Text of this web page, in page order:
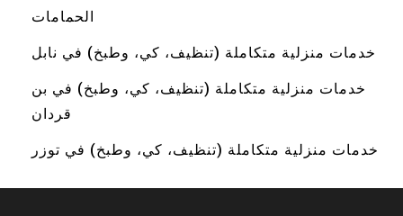
الحمامات
خدمات منزلية متكاملة (تنظيف، كي، وطبخ) في نابل
خدمات منزلية متكاملة (تنظيف، كي، وطبخ) في بن
قردان
خدمات منزلية متكاملة (تنظيف، كي، وطبخ) في توزر